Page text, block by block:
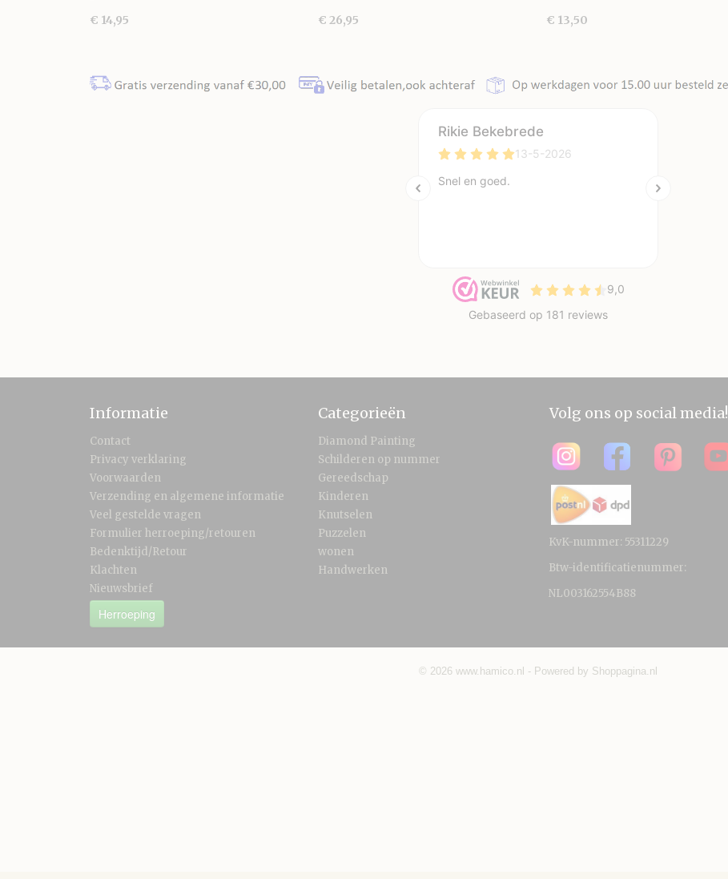
€ 14,95 € 26,95 € 13,50
Informatie
Contact
Privacy verklaring
Voorwaarden
Verzending en algemene informatie
Veel gestelde vragen
Formulier herroeping/retouren
Bedenktijd/Retour
Klachten
Nieuwsbrief
Herroeping
Categorieën
Diamond Painting
Schilderen op nummer
Gereedschap
Kinderen
Knutselen
Puzzelen
wonen
Handwerken
Volg ons op social media!
KvK-nummer: 55311229
Btw-identificatienummer:
NL003162554B88
© 2026 www.hamico.nl - Powered by Shoppagina.nl